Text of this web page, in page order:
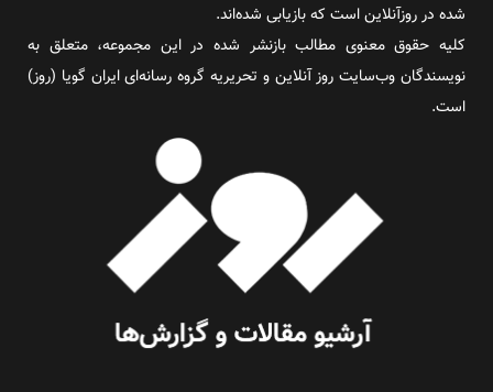
شده در روزآنلاین است که بازیابی شده‌اند.
کلیه حقوق معنوی مطالب بازنشر شده در این مجموعه، متعلق به
نویسندگان وب‌سایت روز آنلاین و تحریریه گروه رسانه‌ای ایران گویا (روز)
است.